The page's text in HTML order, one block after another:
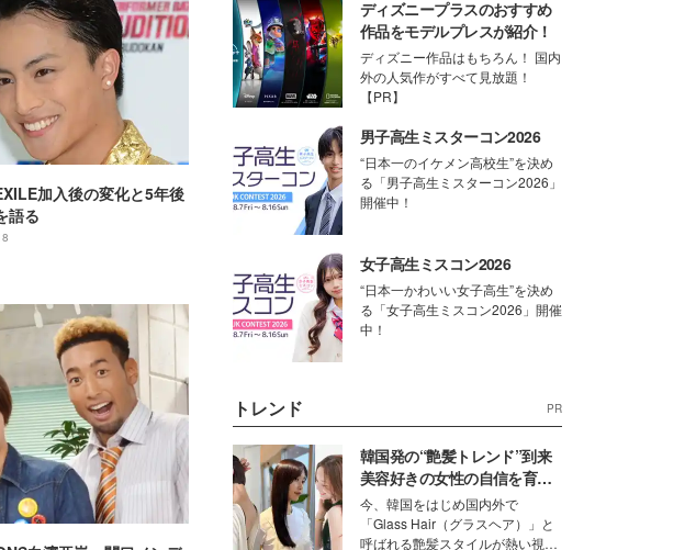
加入後の変化と5年後
語る
ディズニープラスのおすすめ
作品をモデルプレスが紹介！
ディズニー作品はもちろん！ 国内
外の人気作がすべて見放題！
【PR】
男子高生ミスターコン2026
“日本一のイケメン高校生”を決め
る「男子高生ミスターコン2026」
開催中！
女子高生ミスコン2026
“日本一かわいい女子高生”を決め
る「女子高生ミスコン2026」開催
中！
トレンド PR
韓国発の“艶髪トレンド”到来
美容好きの女性の自信を育む
「ヘアケア事情」って？
今、韓国をはじめ国内外で
「Glass Hair（グラスヘア）」と
呼ばれる艶髪スタイルが熱い視線